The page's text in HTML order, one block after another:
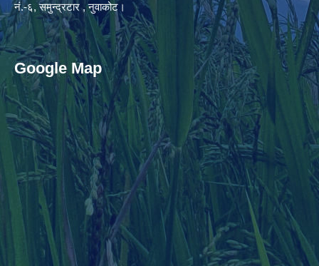
नं.-६, समुन्द्रटार , नुवाकोट।
Google Map